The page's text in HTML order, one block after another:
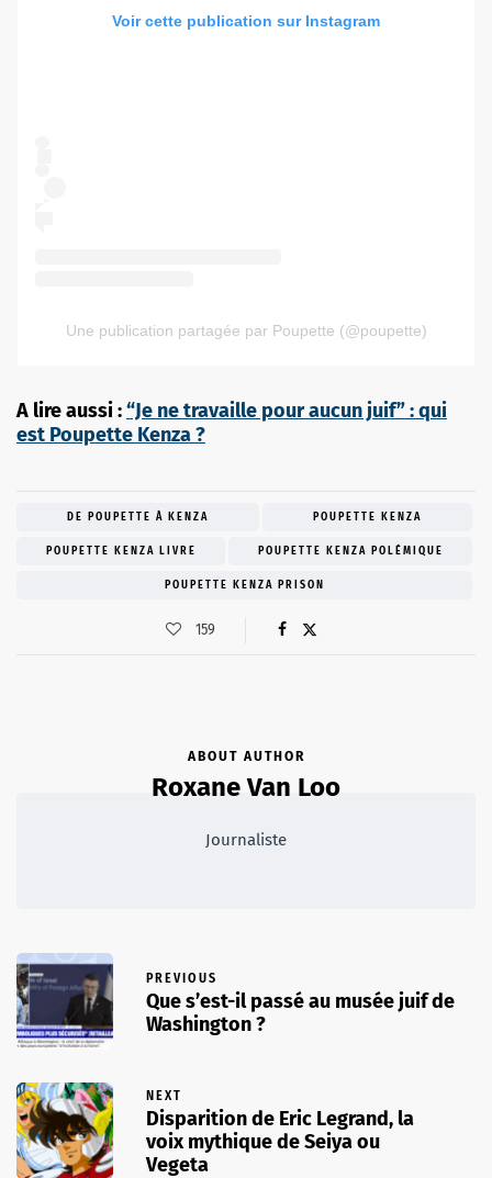
Voir cette publication sur Instagram
Une publication partagée par Poupette (@poupette)
A lire aussi :“Je ne travaille pour aucun juif” : qui
est Poupette Kenza ?
DE POUPETTE À KENZA POUPETTE KENZA
POUPETTE KENZA LIVRE POUPETTE KENZA POLÉMIQUE
POUPETTE KENZA PRISON
159
ABOUT AUTHOR
Roxane Van Loo
Journaliste
PREVIOUS
Que s’est-il passé au musée juif de
Washington ?
NEXT
Disparition de Eric Legrand, la
voix mythique de Seiya ou
Vegeta